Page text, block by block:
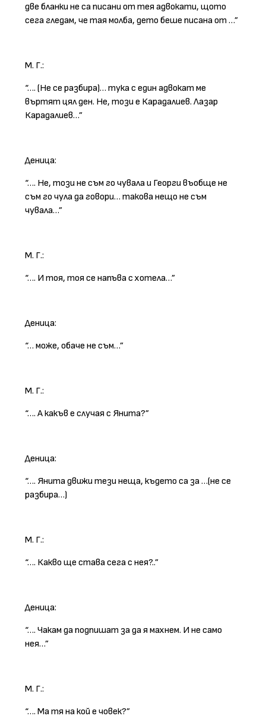
две бланки не са писани от тея адвокати, щото
сега гледам, че тая молба, дето беше писана от …”
М. Г.:
“…. (Не се разбира)… тука с един адвокат ме
въртят цял ден. Не, този е Карадалиев. Лазар
Карадалиев…”
Деница:
“…. Не, този не съм го чувала и Георги въобще не
съм го чула да говори… такова нещо не съм
чувала…”
М. Г.:
“…. И тоя, тоя се напъва с хотела…”
Деница:
“… може, обаче не съм…”
М. Г.:
“…. А какъв е случая с Янита?”
Деница:
“…. Янита движи тези неща, където са за …(не се
разбира…)
М. Г.:
“…. Какво ще става сега с нея?..”
Деница:
“…. Чакам да подпишат за да я махнем. И не само
нея…”
М. Г.:
“…. Ма тя на кой е човек?”